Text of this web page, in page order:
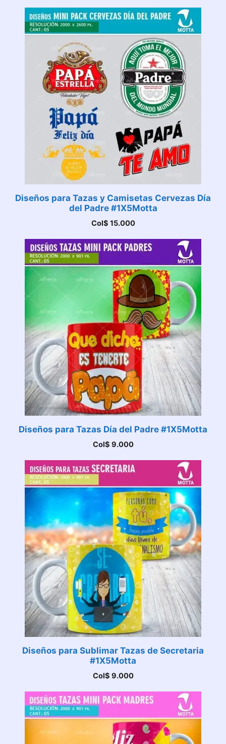
Diseños para Tazas y Camisetas Cervezas Día
del Padre #1X5Motta
Col$ 15.000
Diseños para Tazas Día del Padre #1X5Motta
Col$ 9.000
Diseños para Sublimar Tazas de Secretaria
#1X5Motta
Col$ 9.000